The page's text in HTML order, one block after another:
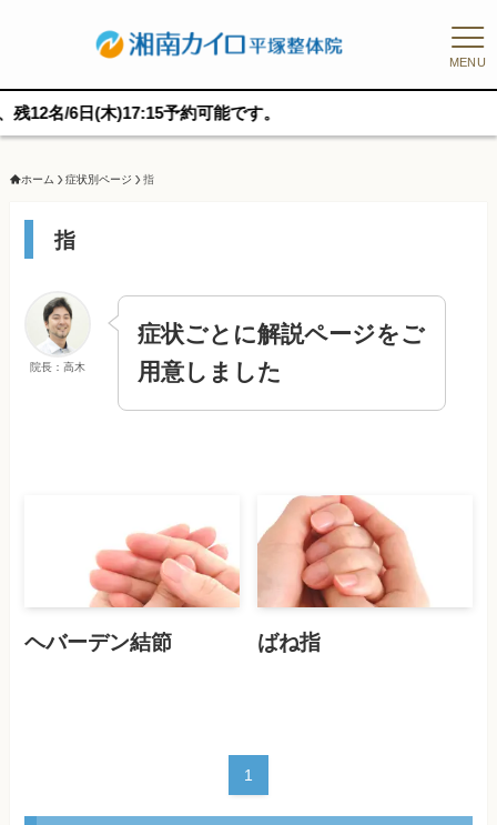
MENU
/6日(木)17:15予約可能です。
ホーム 症状別ページ 指
指
院長：高木
症状ごとに解説ページをご
用意しました
ヘバーデン結節 ばね指
1